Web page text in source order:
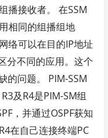
播接收者。 在SSM
相同的组播组地
络可以在目的IP地址
分不同的应用。这个
的问题。 PIM-SSM
及R4是PIM-SM组
，并通过OSPF获知
在自己连接终端PC